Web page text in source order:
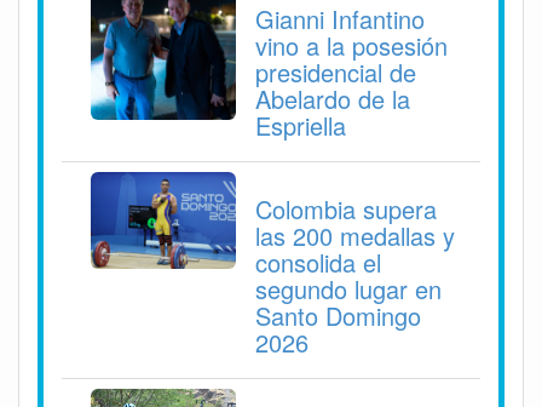
Gianni Infantino
vino a la posesión
presidencial de
Abelardo de la
Espriella
Colombia supera
las 200 medallas y
consolida el
segundo lugar en
Santo Domingo
2026